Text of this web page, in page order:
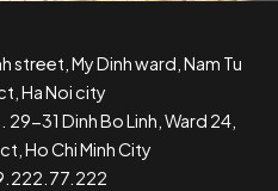
street, My Dinh ward, Nam Tu
Ha Noi city
31 Dinh Bo Linh, Ward 24,
Ho Chi Minh City